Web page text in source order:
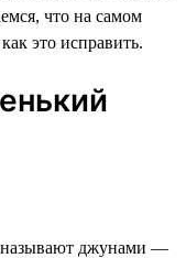
что на самом
это исправить.
джунами —